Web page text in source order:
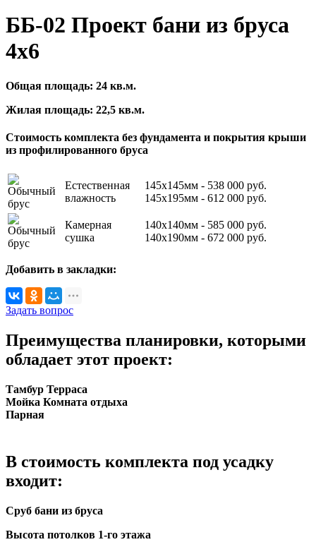
ББ-02 Проект бани из бруса
4x6
Общая площадь: 24 кв.м.
Жилая площадь: 22,5 кв.м.
Стоимость комплекта без фундамента и покрытия крыши
из профилированного бруса
Естественная
влажность
145х145мм - 538 000 руб.
145х195мм - 612 000 руб.
Камерная
сушка
140х140мм - 585 000 руб.
140х190мм - 672 000 руб.
Добавить в закладки:
Задать вопрос
Преимущества планировки, которыми
обладает этот проект:
Тамбур Терраса
Мойка Комната отдыха
Парная
В стоимость комплекта под усадку
входит:
Сруб бани из бруса
Высота потолков 1-го этажа